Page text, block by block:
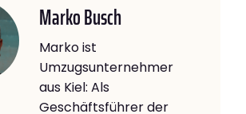
Marko Busch
Marko ist
Umzugsunternehmer
aus Kiel: Als
Geschäftsführer der